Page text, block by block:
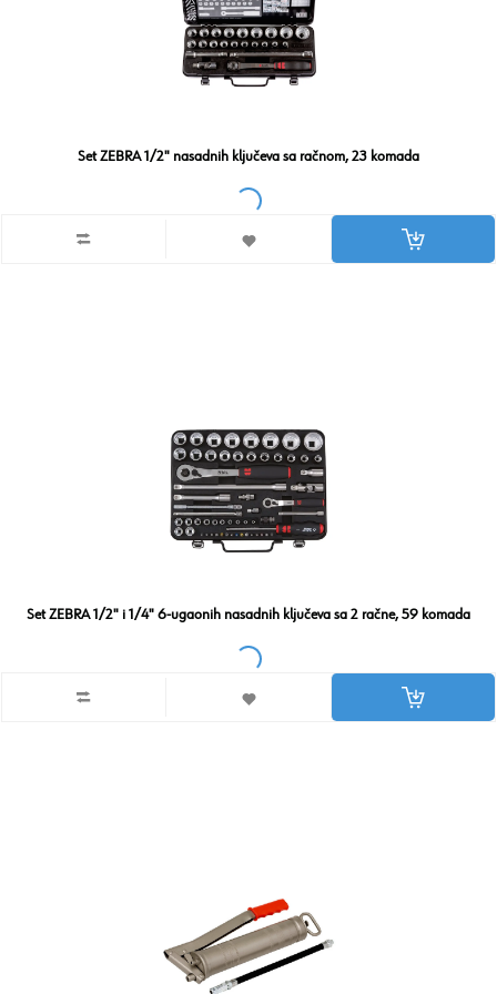
Set ZEBRA 1/2" nasadnih ključeva sa račnom, 23 komada
Set ZEBRA 1/2" i 1/4" 6-ugaonih nasadnih ključeva sa 2 račne, 59 komada